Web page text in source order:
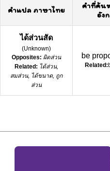
คำแปล ภาษาไทย
คำที่ค้น
อัง
ได้ส่วนสัด
(Unknown)
Opposites: ผิดส่วน
Related: ได้ส่วน,
สมส่วน, ได้ขนาด, ถูก
ส่วน
be
Related: